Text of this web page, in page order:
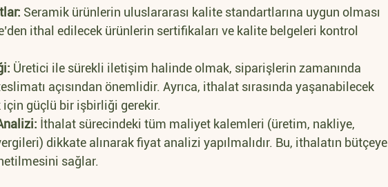
Seramik ürünlerin uluslararası kalite standartlarına uygun olması
ithal edilecek ürünlerin sertifikaları ve kalite belgeleri kontrol
Üretici ile sürekli iletişim halinde olmak, siparişlerin zamanında
açısından önemlidir. Ayrıca, ithalat sırasında yaşanabilecek
için güçlü bir işbirliği gerekir.
İthalat sürecindeki tüm maliyet kalemleri (üretim, nakliye,
dikkate alınarak fiyat analizi yapılmalıdır. Bu, ithalatın bütçeye
sağlar.